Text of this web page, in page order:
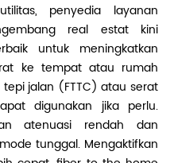
penyedia layanan
real estat kini
untuk meningkatkan
ke tempat atau rumah
tepi jalan (FTTC) atau serat
digunakan jika perlu.
atenuasi rendah dan
tunggal. Mengaktifkan